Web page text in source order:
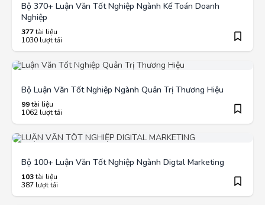
Bộ 370+ Luận Văn Tốt Nghiệp Ngành Kế Toán Doanh
Nghiệp
377tài liệu
1030 lượt tải
Bộ Luận Văn Tốt Nghiệp Ngành Quản Trị Thương Hiệu
99tài liệu
1062 lượt tải
Bộ 100+ Luận Văn Tốt Nghiệp Ngành Digtal Marketing
103tài liệu
387 lượt tải